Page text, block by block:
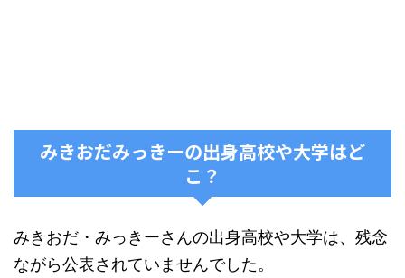
みきおだみっきーの出身高校や大学はど
こ？
みきおだ・みっきーさんの出身高校や大学は、残念
ながら公表されていませんでした。